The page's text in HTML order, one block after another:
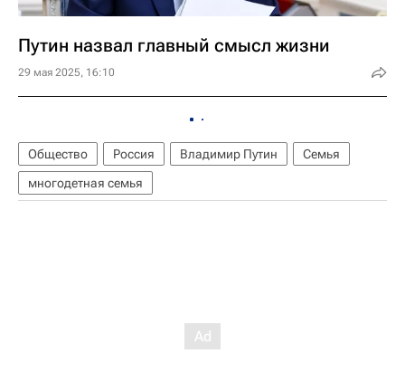
Путин назвал главный смысл жизни
29 мая 2025, 16:10
Общество Россия Владимир Путин
Семья
многодетная семья